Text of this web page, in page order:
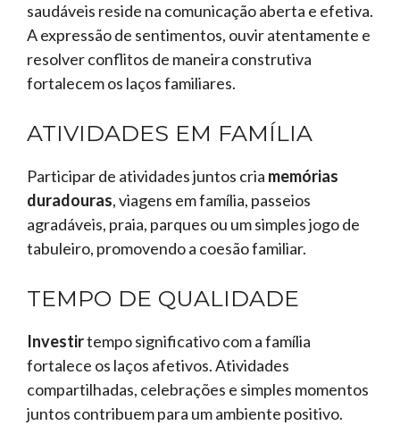
saudáveis reside na comunicação aberta e efetiva.
A expressão de sentimentos, ouvir atentamente e
resolver conflitos de maneira construtiva
fortalecem os laços familiares.
ATIVIDADES EM FAMÍLIA
Participar de atividades juntos cria memórias
duradouras, viagens em família, passeios
agradáveis, praia, parques ou um simples jogo de
tabuleiro, promovendo a coesão familiar.
TEMPO DE QUALIDADE
Investirtempo significativo com a família
fortalece os laços afetivos. Atividades
compartilhadas, celebrações e simples momentos
juntos contribuem para um ambiente positivo.